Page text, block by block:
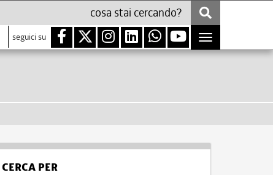
seguici su
Toggle
navigation
CERCA PER